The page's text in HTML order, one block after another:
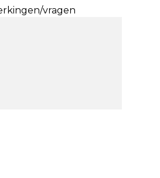
vragen